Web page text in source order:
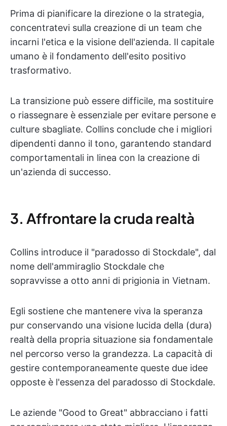
Prima di pianificare la direzione o la strategia,
concentratevi sulla creazione di un team che
incarni l'etica e la visione dell'azienda. Il capitale
umano è il fondamento dell'esito positivo
trasformativo.
La transizione può essere difficile, ma sostituire
o riassegnare è essenziale per evitare persone e
culture sbagliate. Collins conclude che i migliori
dipendenti danno il tono, garantendo standard
comportamentali in linea con la creazione di
un'azienda di successo.
3. Affrontare la cruda realtà
Collins introduce il "paradosso di Stockdale", dal
nome dell'ammiraglio Stockdale che
sopravvisse a otto anni di prigionia in Vietnam.
Egli sostiene che mantenere viva la speranza
pur conservando una visione lucida della (dura)
realtà della propria situazione sia fondamentale
nel percorso verso la grandezza. La capacità di
gestire contemporaneamente queste due idee
opposte è l'essenza del paradosso di Stockdale.
Le aziende "Good to Great" abbracciano i fatti